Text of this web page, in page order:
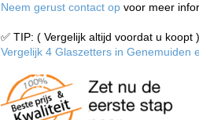
Neem gerust contact opvoor meer
✅ TIP: ( Vergelijk altijd voordat u koopt
Vergelijk 4 Glaszetters in Genemuiden